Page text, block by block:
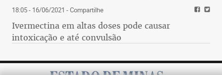
18:05 - 16/06/2021 - Compartilhe
Ivermectina em altas doses pode causar
intoxicação e até convulsão